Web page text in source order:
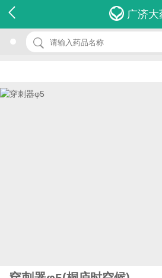
广济大
名 称：穿刺器φ5
品 牌：(桐庐时空候)
价 格：￥0.00